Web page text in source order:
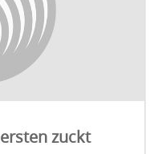
zuckt